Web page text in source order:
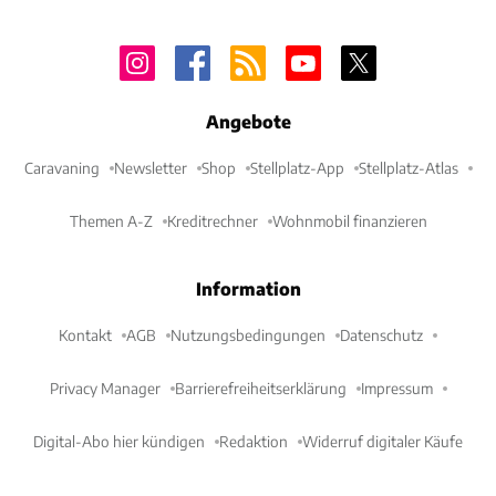
Angebote
Caravaning Newsletter Shop Stellplatz-App Stellplatz-Atlas
Themen A-Z Kreditrechner Wohnmobil finanzieren
Information
Kontakt AGB Nutzungsbedingungen Datenschutz
Privacy Manager Barrierefreiheitserklärung Impressum
Digital-Abo hier kündigen Redaktion Widerruf digitaler Käufe